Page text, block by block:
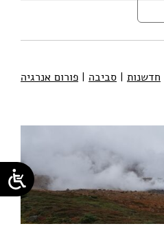
חדשנות | סביבה | פורום אנרגיה